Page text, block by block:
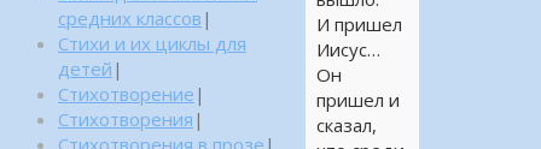
И пришел
Иисус…
Он
пришел и
сказал,
средних классов |
Стихи и их циклы для
детей |
Стихотворение |
Стихотворения |
Стихотворения в прозе |